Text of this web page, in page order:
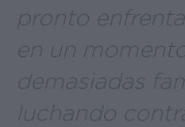
pronto
en un
demasiadas
luchando